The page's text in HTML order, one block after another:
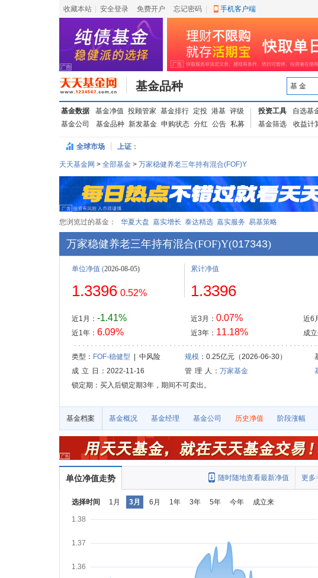
收藏本站 安全登录 免费开户 忘记密码 手机客户端
基金品种 基 金
基金数据 基金净值 投顾管家 基金排行 定投 港基 评级
基金公司
基金品种 新发基金 申购状态 分红 公告 私募
投资工具 自选基
基金筛选
收益计
全球市场 上证：
天天基金网 > 全部基金 > 万家稳健养老三年持有混合(FOF)Y
您浏览过的基金： 华夏大盘 嘉实增长 泰达精选 嘉实服务 易基策略
万家稳健养老三年持有混合(FOF)Y(017343)
单位净值 (2026-08-05)
1.3396 0.52%
近1月： -1.41%
近1年： 6.09%
累计净值
1.3396
近3月： 0.07%
近3年： 11.18%
近6
成立
类型： FOF-稳健型 | 中风险 规模：0.25亿元（2026-06-30）
成 立 日
：2022-11-16 管 理 人 ： 万家基金
锁定期：买入后锁定期3年，期间不可卖出。
基金档案 基金概况 基金经理 基金公司 历史净值 阶段涨幅
单位净值走势 更多
随时随地查看最新净值
选择时间 1月 3月 6月 1年 3年 5年 今年 成立来
1.36
1.37
1.38